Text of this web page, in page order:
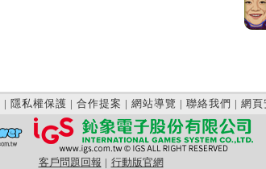
| 隱私權保護 | 合作提案 | 網站導覽 | 聯絡我們 | 網頁
客戶問題回報 | 行動版官網